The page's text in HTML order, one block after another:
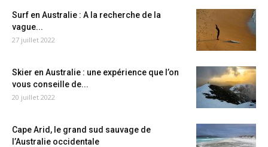
Surf en Australie : A la recherche de la
vague...
27 juillet 2022
Skier en Australie : une expérience que l’on
vous conseille de...
20 juillet 2022
Cape Arid, le grand sud sauvage de
l’Australie occidentale